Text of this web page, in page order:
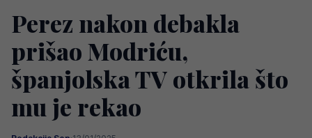
Perez nakon debakla
prišao Modriću,
španjolska TV otkrila što
mu je rekao